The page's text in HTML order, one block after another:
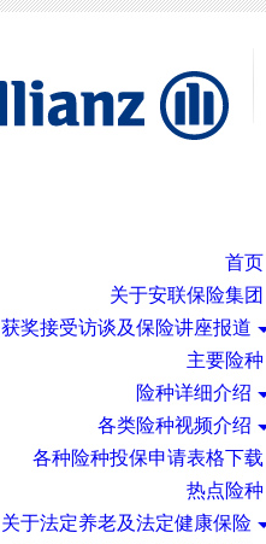
首页
关于安联保险集团
获奖接受访谈及保险讲座报道
主要险种
险种详细介绍
各类险种视频介绍
各种险种投保申请表格下载
热点险种
关于法定养老及法定健康保险